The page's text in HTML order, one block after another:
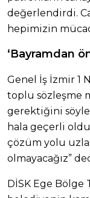
değerlendirdi.
hepimizin
‘Bayramdan
Genel İş İzmir 1
toplu sözleşme
gerektiğini
hala geçerli
çözüm yolu
olmayacağız”
DİSK Ege Bölge